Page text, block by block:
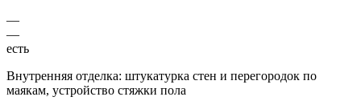
—
—
есть
Внутренняя отделка: штукатурка стен и перегородок по
маякам, устройство стяжки пола